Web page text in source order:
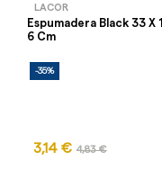
LACOR
Espumadera Black 33 X
6 Cm
-35%
3,14 € 4,83 €